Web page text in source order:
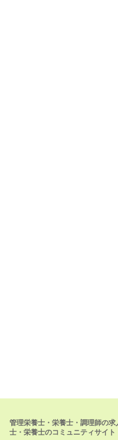
管理栄養士・栄養士・調理師の
士・栄養士のコミュニティサイト